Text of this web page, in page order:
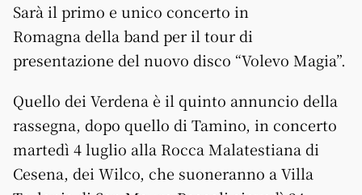
Sarà il primo e unico concerto in
Romagna della band per il tour di
presentazione del nuovo disco “Volevo Magia”.
Quello dei Verdena è il quinto annuncio della
rassegna, dopo quello di Tamino, in concerto
martedì 4 luglio alla Rocca Malatestiana di
Cesena, dei Wilco, che suoneranno a Villa